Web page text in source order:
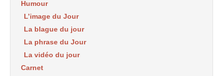
Humour
L’image du Jour
La blague du jour
La phrase du Jour
La vidéo du jour
Carnet